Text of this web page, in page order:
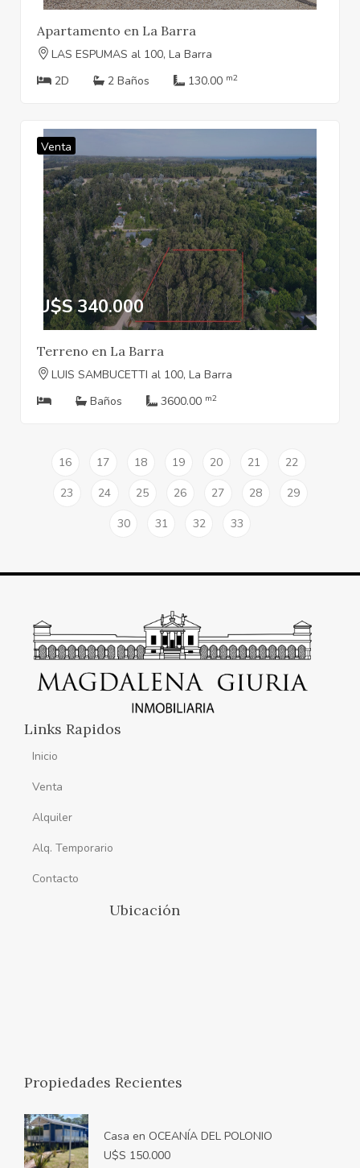
Apartamento en La Barra
LAS ESPUMAS al 100, La Barra
2D
2 Baños 130.00 m2
Venta
U$S 340.000
Terreno en La Barra
LUIS SAMBUCETTI al 100, La Barra
Baños
3600.00 m2
16 17 18 19 20 21
22
23
24 25 26 27 28
29
30
31 32 33
Links Rapidos
Inicio
Venta
Alquiler
Alq. Temporario
Contacto
Ubicación
Propiedades Recientes
Casa en OCEANÍA DEL POLONIO
U$S 150.000